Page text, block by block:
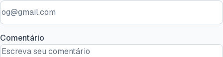
Comentário